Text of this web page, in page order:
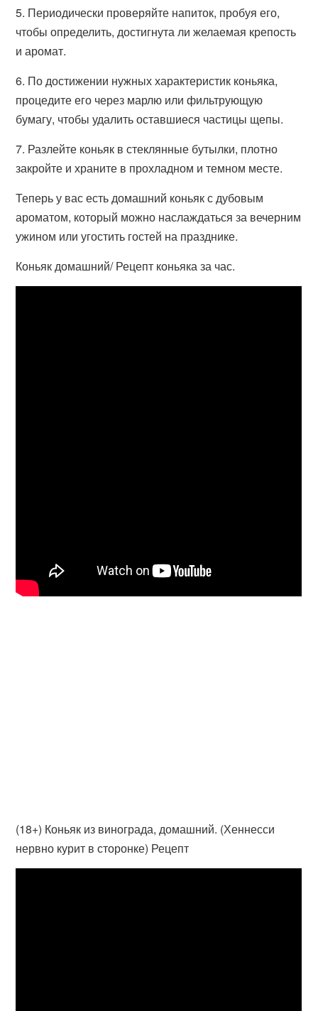
5. Периодически проверяйте напиток, пробуя его,
чтобы определить, достигнута ли желаемая крепость
и аромат.
6. По достижении нужных характеристик коньяка,
процедите его через марлю или фильтрующую
бумагу, чтобы удалить оставшиеся частицы щепы.
7. Разлейте коньяк в стеклянные бутылки, плотно
закройте и храните в прохладном и темном месте.
Теперь у вас есть домашний коньяк с дубовым
ароматом, который можно наслаждаться за вечерним
ужином или угостить гостей на празднике.
Коньяк домашний/ Рецепт коньяка за час.
(18+) Коньяк из винограда, домашний. (Хеннесси
нервно курит в сторонке) Рецепт